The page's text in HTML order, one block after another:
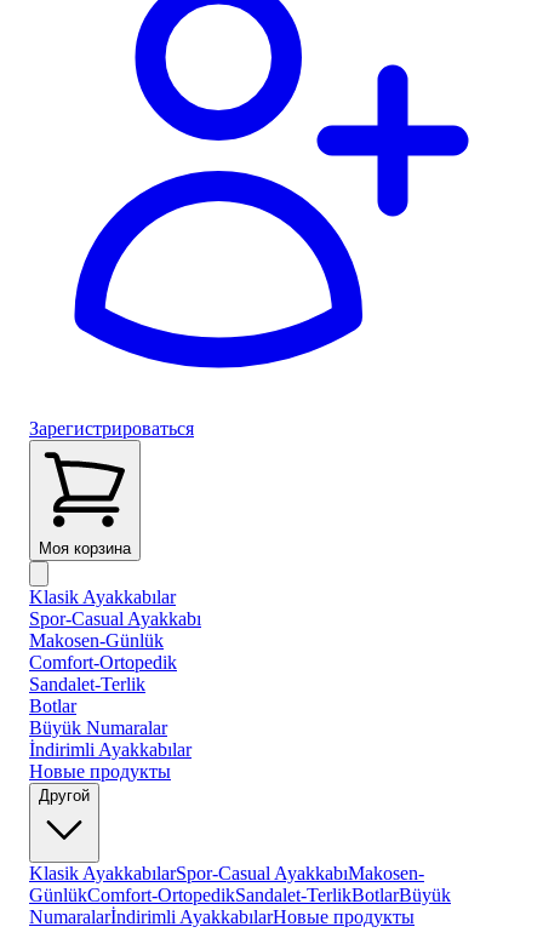
Зарегистрироваться
Моя корзина
Klasik Ayakkabılar
Spor-Casual Ayakkabı
Makosen-Günlük
Comfort-Ortopedik
Sandalet-Terlik
Botlar
Büyük Numaralar
İndirimli Ayakkabılar
Новые продукты
Другой
Klasik AyakkabılarSpor-Casual AyakkabıMakosen-
GünlükComfort-OrtopedikSandalet-TerlikBotlarBüyük
Numaralarİndirimli AyakkabılarНовые продукты